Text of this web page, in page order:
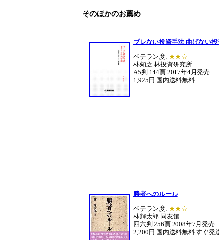
そのほかのお薦め
ブレない投資手法 曲げない投
ベテラン度: ★★☆
林知之 林投資研究所
A5判 144頁 2017年4月発売
1,925円 国内送料無料
勝者へのルール
ベテラン度: ★★☆
林輝太郎 同友館
四六判 256頁 2008年7月発売
2,200円 国内送料無料 すぐ発